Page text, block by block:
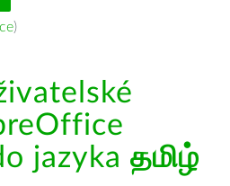
)
jazyka தமிழ்